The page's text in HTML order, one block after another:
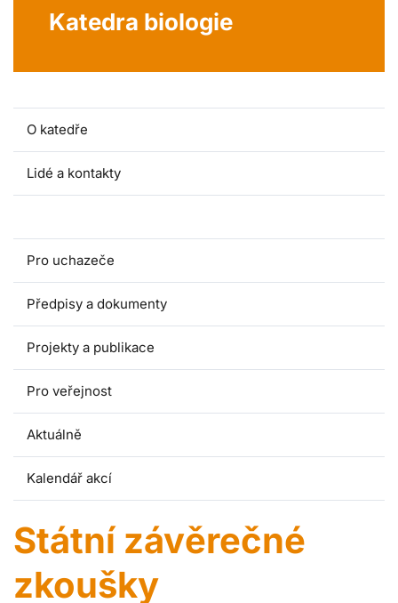
Katedra biologie
O katedře
Lidé a kontakty
Pro uchazeče
Předpisy a dokumenty
Projekty a publikace
Pro veřejnost
Aktuálně
Kalendář akcí
Státní závěrečné
zkoušky